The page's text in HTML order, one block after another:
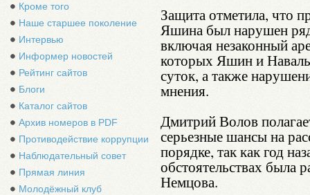
Кроме того
Наше старшее поколение
Интервью
Информер новостей
Рейтинг сайтов
Блоги
Каталог сайтов
Архив номеров в PDF
Противодействие коррупции
Наблюдательный совет
Прямая линия
Молодёжный клуб
Защита отметила, что
Яшина был нарушен
включая незаконный
которых Яшин и
суток, а также
мнения.
Дмитрий Волов
серьезные шансы на
порядке, так как год
обстоятельствах была
Немцова.